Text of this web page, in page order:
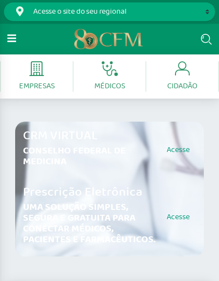
EMPRESAS MÉDICOS CIDADÃO
CRM VIRTUAL
CONSELHO FEDERAL DE
MEDICINA
Acesse
Prescrição Eletrônica
UMA SOLUÇÃO SIMPLES,
SEGURA E GRATUITA PARA
CONECTAR MÉDICOS,
PACIENTES E FARMACÊUTICOS.
Acesse